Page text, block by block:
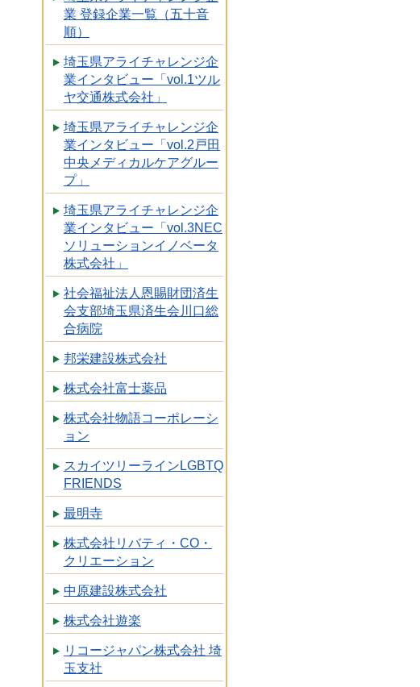
業 登録企業一覧（五十音
順）
埼玉県アライチャレンジ企
業インタビュー「vol.1ツル
ヤ交通株式会社」
埼玉県アライチャレンジ企
業インタビュー「vol.2戸田
中央メディカルケアグルー
プ」
埼玉県アライチャレンジ企
業インタビュー「vol.3NEC
ソリューションイノベータ
株式会社」
社会福祉法人恩賜財団済生
会支部埼玉県済生会川口総
合病院
邦栄建設株式会社
株式会社富士薬品
株式会社物語コーポレーシ
ョン
スカイツリーラインLGBTQ
FRIENDS
最明寺
株式会社リバティ・CO・
クリエーション
中原建設株式会社
株式会社遊楽
リコージャパン株式会社 埼
玉支社